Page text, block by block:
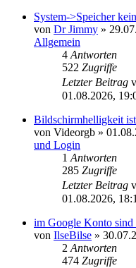
System->Speicher
von Dr Jimmy »
Allgemein
4Antworten
522 Zugriffe
Letzter Beitrag
01.08.2026,
Bildschirmhelligkeit
von Videorgb »
und Login
1Antworten
285 Zugriffe
Letzter Beitrag
01.08.2026,
im Google Konto sind
von IlseBilse »
2Antworten
474 Zugriffe